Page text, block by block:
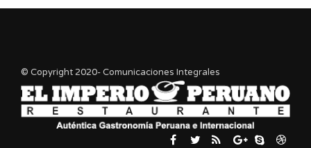
© Copyright 2020- Comunicaciones Integrales